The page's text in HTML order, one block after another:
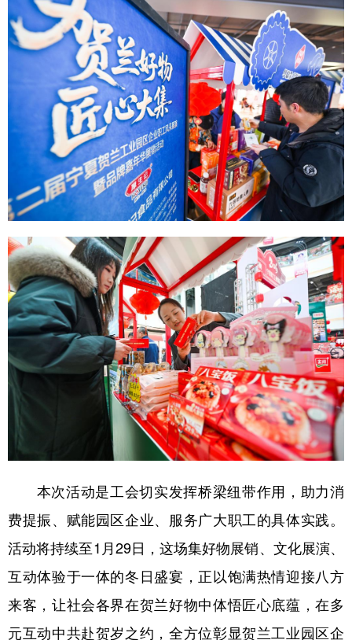
本次活动是工会切实发挥桥梁纽带作用，助力消
费提振、赋能园区企业、服务广大职工的具体实践。
活动将持续至1月29日，这场集好物展销、文化展演、
互动体验于一体的冬日盛宴，正以饱满热情迎接八方
来客，让社会各界在贺兰好物中体悟匠心底蕴，在多
元互动中共赴贺岁之约，全方位彰显贺兰工业园区企